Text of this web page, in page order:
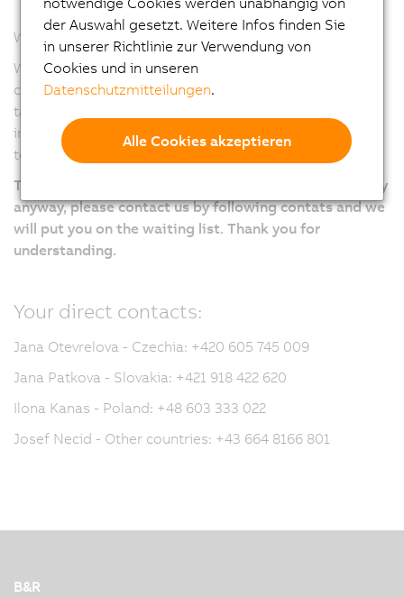
Welcome to the Eastern Europe Innovations Day!
We hope you will appreciate experiencing our new
campus and factory. In the upcoming two days we will
take you into our world and show you B&R's strategic
investments, clear srategies and the latest automation
technologie innovations.
The capacity of participants is full. If you want to apply
anyway, please contact us by following contats and we
will put you on the waiting list. Thank you for
understanding.
Your direct contacts:
Jana Otevrelova - Czechia: +420 605 745 009
Jana Patkova - Slovakia: +421 918 422 620
Ilona Kanas - Poland: +48 603 333 022
Josef Necid - Other countries: +43 664 8166 801
B&R
der Auswahl gesetzt. Weitere Infos finden Sie
in unserer Richtlinie zur Verwendung von
Cookies und in unseren
Datenschutzmitteilungen.
Alle Cookies akzeptieren